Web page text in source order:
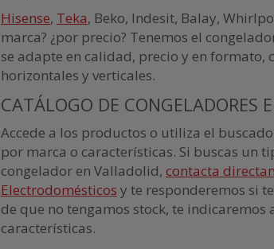
Hisense, Teka, Beko, Indesit, Balay,
marca? ¿por precio? Tenemos el
se adapte en calidad, precio y en formato,
horizontales y verticales.
CATÁLOGO DE CONGELADORES
Accede a los productos o utiliza el
por marca o características. Si buscas un
congelador en Valladolid, contacta
Electrodomésticos y te responderemos si
de que no tengamos stock, te indicaremos
características.